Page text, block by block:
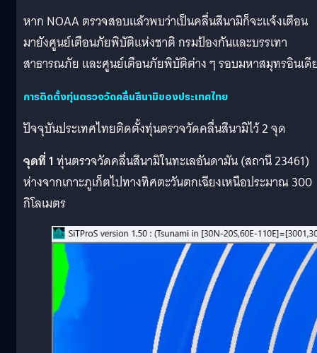
หาก NOAA ตรวจสอบแล้วพบว่าเป็นคลื่นสึนามิก็จะแจ้งเตือน
มายังศูนย์เตือนภัยพิบัติแห่งชาติ กรมป้องกันและบรรเทา
สาธารณภัย และศูนย์เตือนภัยพิบัติต่าง ๆ รอบมหาสมุทรอินเดี
การติดตั้งทุ่นตรวจวัดคลื่นสึนามิของประเทศไทย
ปัจจุบันประเทศไทยติดตั้งทุ่นตรวจวัดคลื่นสึนามิไว้ 2 จุด
จุดที่ 1 ทุ่นตรวจวัดคลื่นสึนามิในทะเลอันดามัน (สถานี 23461)
ห่างจากเกาะภูเก็ตไปทางทิศตะวันตกเฉียงเหนือประมาณ 300
กิโลเมตร